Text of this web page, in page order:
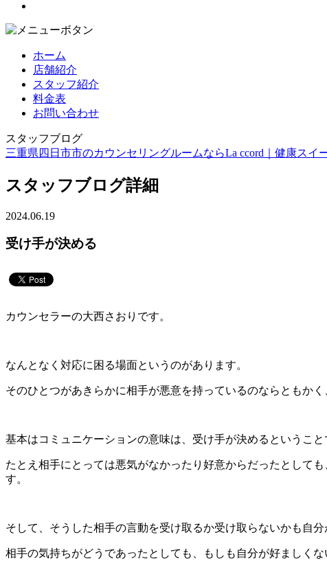
ホーム
店舗紹介
スタッフ紹介
料金表
お問い合わせ
スタッフブログ
三重県四日市市のカウンセリングルームならLa ccord｜健康スイ
スタッフブログ詳細
2024.06.19
受け手が決める
カウンセラーの大西さおりです。
なんとなく対応に困る場面というのがあります。
そのひとつがあきらかに相手が悪意を持っているのならともか
基本はコミュニケーションの意味は、受け手が決めるということ
たとえ相手にとっては悪気がなかったり好意からだったとして
す。
そして、そうした相手の言動を受け取るか受け取らないかも自分
相手の気持ちがどうであったとしても、もしも自分が好ましく